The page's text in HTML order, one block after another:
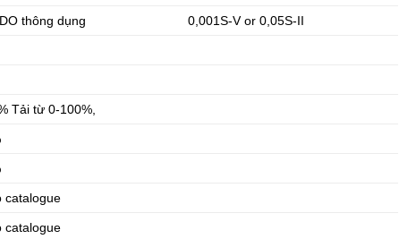
thông dụng 0,001S-V or 0,05S-II
Tải từ 0-100%,
catalogue
catalogue